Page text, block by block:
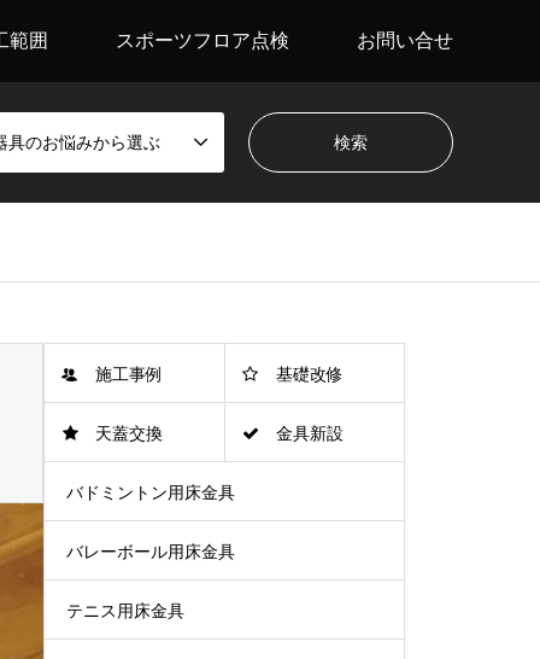
範囲 スポーツフロア点検 お問い合せ
具のお悩みから選ぶ
施工事例 基礎改修
天蓋交換 金具新設
バドミントン用床金具
バレーボール用床金具
テニス用床金具